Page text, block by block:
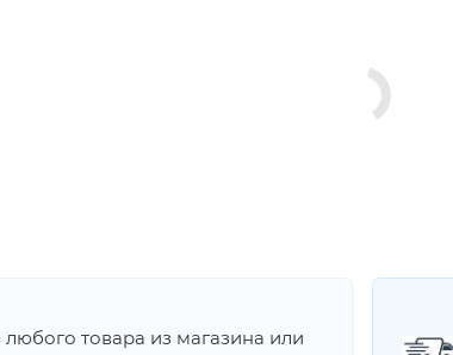
товара из магазина или